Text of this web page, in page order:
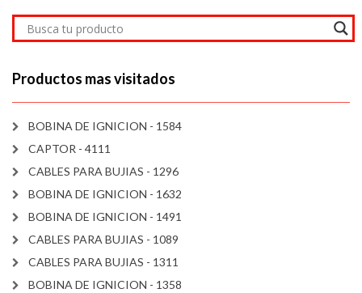
Productos mas visitados
BOBINA DE IGNICION - 1584
CAPTOR - 4111
CABLES PARA BUJIAS - 1296
BOBINA DE IGNICION - 1632
BOBINA DE IGNICION - 1491
CABLES PARA BUJIAS - 1089
CABLES PARA BUJIAS - 1311
BOBINA DE IGNICION - 1358